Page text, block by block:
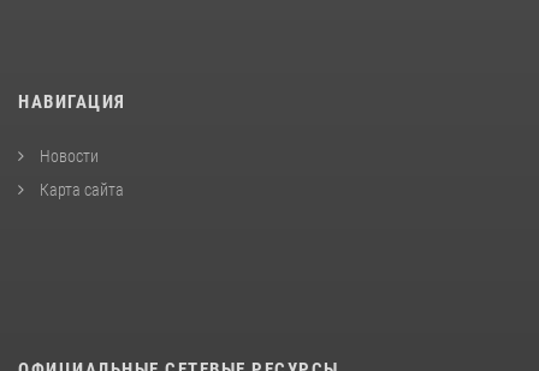
НАВИГАЦИЯ
Новости
Карта сайта